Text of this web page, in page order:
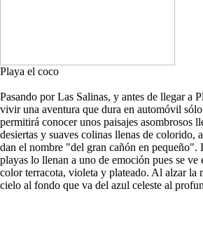
Playa el coco
Pasando por Las Salinas, y antes de llegar a
vivir una aventura que dura en automóvil
permitirá conocer unos paisajes asombrosos
desiertas y suaves colinas llenas de colorido,
dan el nombre "del gran cañón en pequeño".
playas lo llenan a uno de emoción pues se ve
color terracota, violeta y plateado. Al alzar la
cielo al fondo que va del azul celeste al